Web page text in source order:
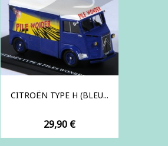
CITROËN TYPE H (BLEU...
Prix
29,90 €